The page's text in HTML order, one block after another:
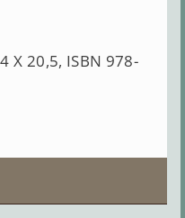
Χ 20,5, ISBN 978-